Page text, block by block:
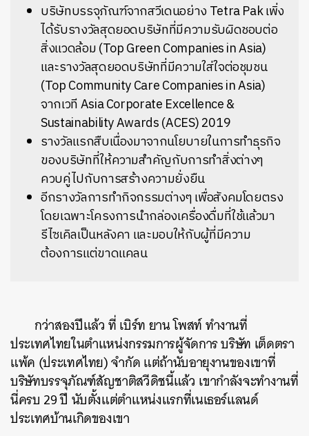
บริษัทบรรจุภัณฑ์จากสวีเดนอย่าง Tetra Pak เพิ่ง
ได้รับรางวัลสุดยอดบริษัทที่มีความรับผิดชอบต่อ
สิ่งแวดล้อม (Top Green Companies in Asia)
และรางวัลสุดยอดบริษัทที่มีความใส่ใจต่อชุมชน
(Top Community Care Companies in Asia)
จากเวที Asia Corporate Excellence &
Sustainability Awards (ACES) 2019
รางวัลแรกสืบเนื่องมาจากนโยบายในการทำธุรกิจ
ของบริษัทที่ให้ความสำคัญกับการทำสิ่งต่างๆ
ควบคู่ไปกับการสร้างความยั่งยืน
อีกรางวัลการทำกิจกรรมต่างๆ เพื่อสังคมโดยตรง
โดยเฉพาะโครงการนำกล่องเครื่องดื่มที่ใช้แล้วมา
รีไซเคิลเป็นหลังคา และมอบให้กับผู้ที่มีความ
ต้องการแต่ขาดแคลน
กว่าสองปีแล้ว ที่ เบิร์ท ยาน โพสท์ ทำงานที่
ประเทศไทยในตำแหน่งกรรมการผู้จัดการ บริษัท เต็ดตรา
แพ้ค (ประเทศไทย) จำกัด แต่ถ้านับอายุงานของเขาที่
บริษัทบรรจุภัณฑ์สัญชาติสวีดิชนี้แล้ว เขากำลังจะทำงานที่
นี่ครบ 29 ปี นับตั้งแต่ตำแหน่งแรกที่เนเธอร์แลนด์
ประเทศบ้านเกิดของเขา